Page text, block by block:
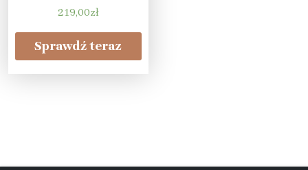
219,00zł
Sprawdź teraz